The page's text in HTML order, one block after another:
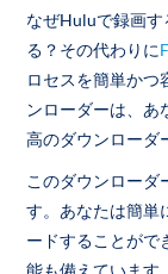
なぜHuluで録画
る？その代わりに
ロセスを簡単かつ
ンローダーは、あ
高のダウンローダ
このダウンローダ
す。あなたは簡単
ードすることがで